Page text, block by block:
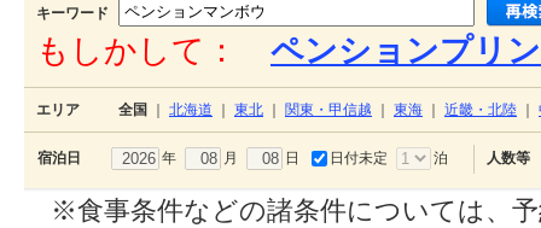
キーワード
もしかして： ペンションプリ
エリア 全国 北海道 東北 関東・甲信越 東海 近畿・北陸
宿泊日 年 月 日 日付未定 泊 人数等
※食事条件などの諸条件については、